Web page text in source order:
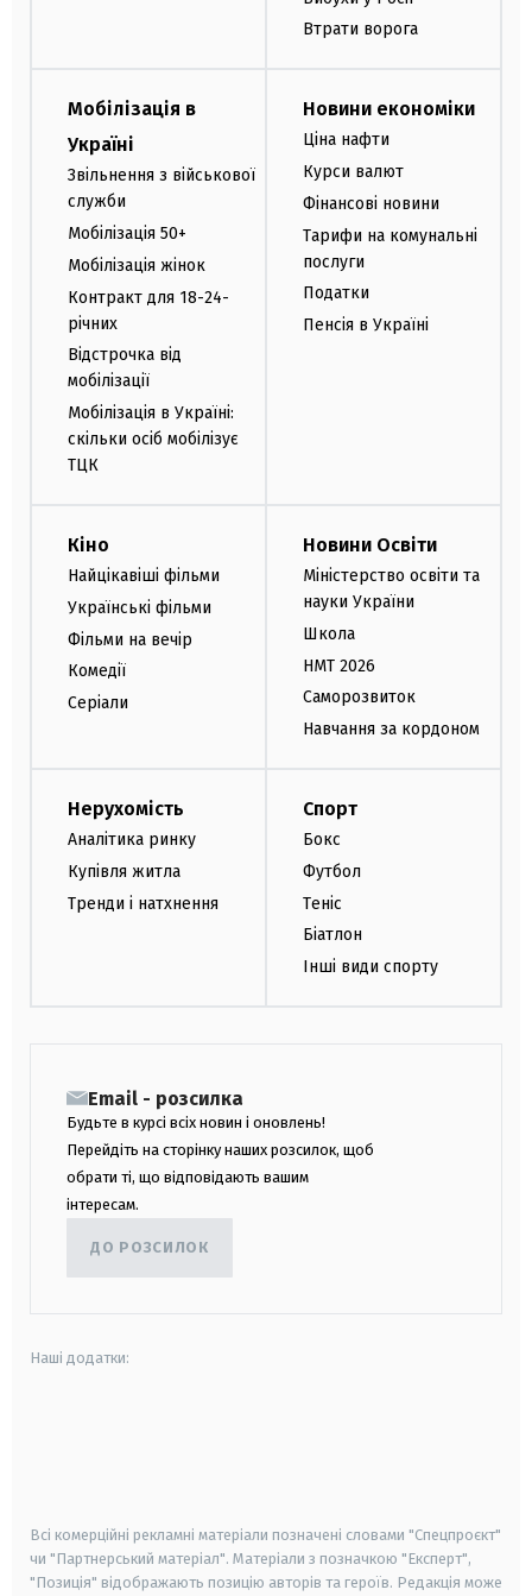
Втрати ворога
Мобілізація в
Україні
Звільнення з військової
служби
Мобілізація 50+
Мобілізація жінок
Контракт для 18-24-
річних
Відстрочка від
мобілізації
Мобілізація в Україні:
скільки осіб мобілізує
ТЦК
Новини економіки
Ціна нафти
Курси валют
Фінансові новини
Тарифи на комунальні
послуги
Податки
Пенсія в Україні
Кіно
Найцікавіші фільми
Українські фільми
Фільми на вечір
Комедії
Серіали
Новини Освіти
Міністерство освіти та
науки України
Школа
НМТ 2026
Саморозвиток
Навчання за кордоном
Нерухомість
Аналітика ринку
Купівля житла
Тренди і натхнення
Спорт
Бокс
Футбол
Теніс
Біатлон
Інші види спорту
Email - розсилка
Будьте в курсі всіх новин і оновлень!
Перейдіть на сторінку наших розсилок, щоб
обрати ті, що відповідають вашим
інтересам.
ДО РОЗСИЛОК
Наші додатки:
Всі комерційні рекламні матеріали позначені словами "Спецпроєкт"
чи "Партнерський матеріал". Матеріали з позначкою "Експерт",
"Позиція" відображають позицію авторів та героїв. Редакція може